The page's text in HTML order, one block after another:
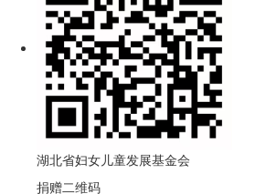
湖北省妇女儿童发展基金会
捐赠二维码